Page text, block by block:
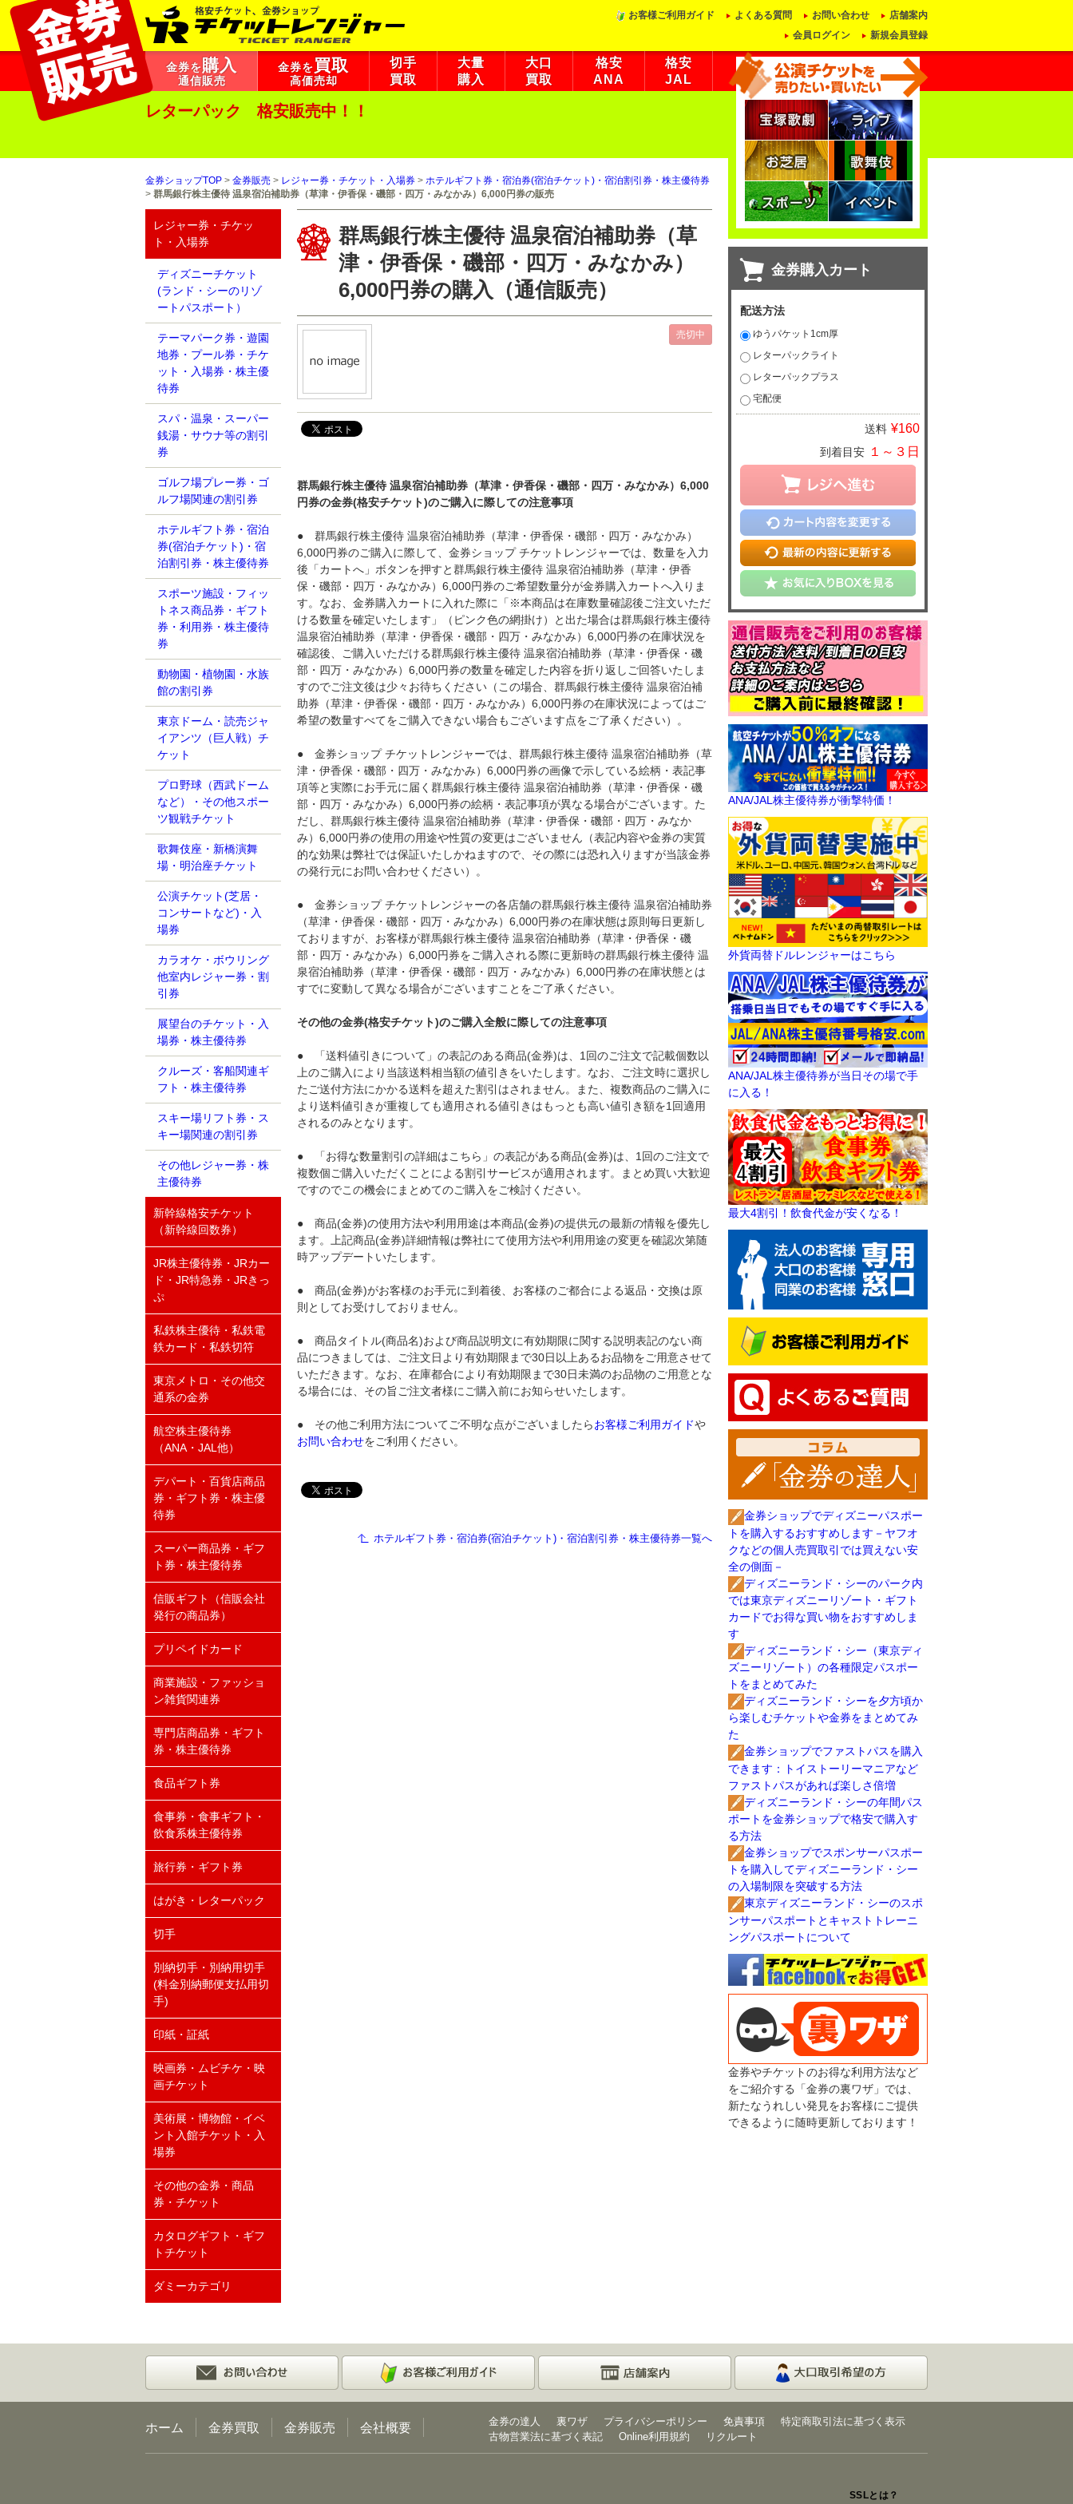
お客様ご利用ガイド よくある質問 お問い合わせ
店舗案内
会員ログイン
新規会員登録
金券を購入
通信販売
金券を買取
高価売却
切手
買取
大量
購入
大口
買取
格安
ANA
格安
JAL
レターパック 格安販売中！！
金券ショップTOP > 金券販売 > レジャー券・チケット・入場券 > ホテルギフト券・宿泊券(宿泊チケット)・宿泊割引券・株主優待券
> 群馬銀行株主優待 温泉宿泊補助券（草津・伊香保・磯部・四万・みなかみ）6,000円券の販売
群馬銀行株主優待 温泉宿泊補助券（草
津・伊香保・磯部・四万・みなかみ）
6,000円券の購入（通信販売）
群馬銀行株主優待 温泉宿泊補助券（草津・伊香保・磯部・四万・みなかみ）6,000
円券の金券(格安チケット)のご購入に際しての注意事項
● 群馬銀行株主優待 温泉宿泊補助券（草津・伊香保・磯部・四万・みなかみ）
6,000円券のご購入に際して、金券ショップ チケットレンジャーでは、数量を入力
後「カートへ」ボタンを押すと群馬銀行株主優待 温泉宿泊補助券（草津・伊香
保・磯部・四万・みなかみ）6,000円券のご希望数量分が金券購入カートへ入りま
す。なお、金券購入カートに入れた際に「※本商品は在庫数量確認後ご注文いただ
ける数量を確定いたします」（ピンク色の網掛け）と出た場合は群馬銀行株主優待
温泉宿泊補助券（草津・伊香保・磯部・四万・みなかみ）6,000円券の在庫状況を
確認後、ご購入いただける群馬銀行株主優待 温泉宿泊補助券（草津・伊香保・磯
部・四万・みなかみ）6,000円券の数量を確定した内容を折り返しご回答いたしま
すのでご注文後は少々お待ちください（この場合、群馬銀行株主優待 温泉宿泊補
助券（草津・伊香保・磯部・四万・みなかみ）6,000円券の在庫状況によってはご
希望の数量すべてをご購入できない場合もございます点をご了承ください）。
● 金券ショップ チケットレンジャーでは、群馬銀行株主優待 温泉宿泊補助券（草
津・伊香保・磯部・四万・みなかみ）6,000円券の画像で示している絵柄・表記事
項等と実際にお手元に届く群馬銀行株主優待 温泉宿泊補助券（草津・伊香保・磯
部・四万・みなかみ）6,000円券の絵柄・表記事項が異なる場合がございます。た
だし、群馬銀行株主優待 温泉宿泊補助券（草津・伊香保・磯部・四万・みなか
み）6,000円券の使用の用途や性質の変更はございません（表記内容や金券の実質
的な効果は弊社では保証いたしかねますので、その際には恐れ入りますが当該金券
の発行元にお問い合わせください）。
● 金券ショップ チケットレンジャーの各店舗の群馬銀行株主優待 温泉宿泊補助券
（草津・伊香保・磯部・四万・みなかみ）6,000円券の在庫状態は原則毎日更新し
ておりますが、お客様が群馬銀行株主優待 温泉宿泊補助券（草津・伊香保・磯
部・四万・みなかみ）6,000円券をご購入される際に更新時の群馬銀行株主優待 温
泉宿泊補助券（草津・伊香保・磯部・四万・みなかみ）6,000円券の在庫状態とは
すでに変動して異なる場合がございますことをご了承ください。
その他の金券(格安チケット)のご購入全般に際しての注意事項
● 「送料値引きについて」の表記のある商品(金券)は、1回のご注文で記載個数以
上のご購入により当該送料相当額の値引きをいたします。なお、ご注文時に選択し
たご送付方法にかかる送料を超えた割引はされません。また、複数商品のご購入に
より送料値引きが重複しても適用される値引きはもっとも高い値引き額を1回適用
されるのみとなります。
● 「お得な数量割引の詳細はこちら」の表記がある商品(金券)は、1回のご注文で
複数個ご購入いただくことによる割引サービスが適用されます。まとめ買い大歓迎
ですのでこの機会にまとめてのご購入をご検討ください。
● 商品(金券)の使用方法や利用用途は本商品(金券)の提供元の最新の情報を優先し
ます。上記商品(金券)詳細情報は弊社にて使用方法や利用用途の変更を確認次第随
時アップデートいたします。
● 商品(金券)がお客様のお手元に到着後、お客様のご都合による返品・交換は原
則としてお受けしておりません。
● 商品タイトル(商品名)および商品説明文に有効期限に関する説明表記のない商
品につきましては、ご注文日より有効期限まで30日以上あるお品物をご用意させて
いただきます。なお、在庫都合により有効期限まで30日未満のお品物のご用意とな
る場合には、その旨ご注文者様にご購入前にお知らせいたします。
● その他ご利用方法についてご不明な点がございましたらお客様ご利用ガイドや
お問い合わせをご利用ください。
ホテルギフト券・宿泊券(宿泊チケット)・宿泊割引券・株主優待券一覧へ
レジャー券・チケッ
ト・入場券
ディズニーチケット
(ランド・シーのリゾ
ートパスポート）
テーマパーク券・遊園
地券・プール券・チケ
ット・入場券・株主優
待券
スパ・温泉・スーパー
銭湯・サウナ等の割引
券
ゴルフ場プレー券・ゴ
ルフ場関連の割引券
ホテルギフト券・宿泊
券(宿泊チケット)・宿
泊割引券・株主優待券
スポーツ施設・フィッ
トネス商品券・ギフト
券・利用券・株主優待
券
動物園・植物園・水族
館の割引券
東京ドーム・読売ジャ
イアンツ（巨人戦）チ
ケット
プロ野球（西武ドーム
など）・その他スポー
ツ観戦チケット
歌舞伎座・新橋演舞
場・明治座チケット
公演チケット(芝居・
コンサートなど)・入
場券
カラオケ・ボウリング
他室内レジャー券・割
引券
展望台のチケット・入
場券・株主優待券
クルーズ・客船関連ギ
フト・株主優待券
スキー場リフト券・ス
キー場関連の割引券
その他レジャー券・株
主優待券
新幹線格安チケット
（新幹線回数券）
JR株主優待券・JRカー
ド・JR特急券・JRきっ
ぷ
私鉄株主優待・私鉄電
鉄カード・私鉄切符
東京メトロ・その他交
通系の金券
航空株主優待券
（ANA・JAL他）
デパート・百貨店商品
券・ギフト券・株主優
待券
スーパー商品券・ギフ
ト券・株主優待券
信販ギフト（信販会社
発行の商品券）
プリペイドカード
商業施設・ファッショ
ン雑貨関連券
専門店商品券・ギフト
券・株主優待券
食品ギフト券
食事券・食事ギフト・
飲食系株主優待券
旅行券・ギフト券
はがき・レターパック
切手
別納切手・別納用切手
(料金別納郵便支払用切
手)
印紙・証紙
映画券・ムビチケ・映
画チケット
美術展・博物館・イベ
ント入館チケット・入
場券
その他の金券・商品
券・チケット
カタログギフト・ギフ
トチケット
ダミーカテゴリ
金券購入カート
配送方法
ゆうパケット1cm厚
レターパックライト
レターパックプラス
宅配便
送料 ¥160
到着目安 １～３日
ANA/JAL株主優待券が衝撃特価！
外貨両替ドルレンジャーはこちら
ANA/JAL株主優待券が当日その場で手
に入る！
最大4割引！飲食代金が安くなる！
金券ショップでディズニーパスポー
トを購入するおすすめします－ヤフオ
クなどの個人売買取引では買えない安
全の側面－
ディズニーランド・シーのパーク内
では東京ディズニーリゾート・ギフト
カードでお得な買い物をおすすめしま
す
ディズニーランド・シー（東京ディ
ズニーリゾート）の各種限定パスポー
トをまとめてみた
ディズニーランド・シーを夕方頃か
ら楽しむチケットや金券をまとめてみ
た
金券ショップでファストパスを購入
できます：トイストーリーマニアなど
ファストパスがあれば楽しさ倍増
ディズニーランド・シーの年間パス
ポートを金券ショップで格安で購入す
る方法
金券ショップでスポンサーパスポー
トを購入してディズニーランド・シー
の入場制限を突破する方法
東京ディズニーランド・シーのスポ
ンサーパスポートとキャストトレーニ
ングパスポートについて
金券やチケットのお得な利用方法など
をご紹介する「金券の裏ワザ」では、
新たなうれしい発見をお客様にご提供
できるように随時更新しております！
ホーム 金券買取 金券販売 会社概要 金券の達人 裏ワザ プライバシーポリシー 免責事項
特定商取引法に基づく表示
古物営業法に基づく表記
Online利用規約 リクルート
SSLとは？